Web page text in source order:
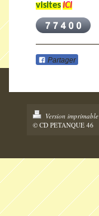
visitesICI
Partager
Version imprimable
© CD PETANQUE 46